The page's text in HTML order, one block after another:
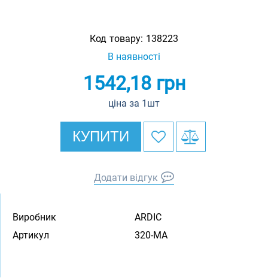
Код товару: 138223
В наявності
1542,18грн
ціна за 1шт
КУПИТИ
Додати відгук
Виробник
ARDIC
Артикул
320-MA